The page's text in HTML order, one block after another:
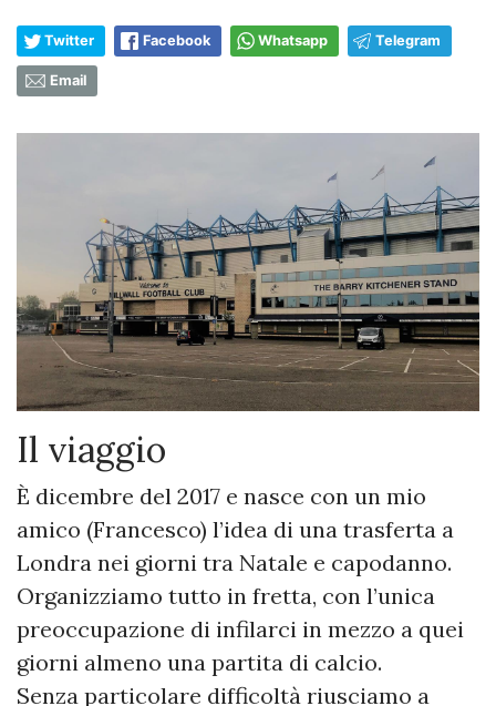
Twitter Facebook Whatsapp Telegram
Email
Il viaggio
È dicembre del 2017 e nasce con un mio
amico (Francesco) l’idea di una trasferta a
Londra nei giorni tra Natale e capodanno.
Organizziamo tutto in fretta, con l’unica
preoccupazione di infilarci in mezzo a quei
giorni almeno una partita di calcio.
Senza particolare difficoltà riusciamo a